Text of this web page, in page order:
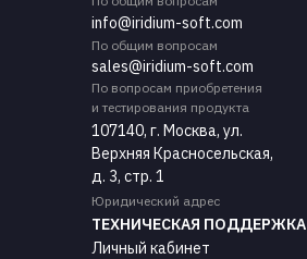
info@iridium-soft.com
По общим вопросам
sales@iridium-soft.com
По вопросам приобретения
и тестирования продукта
107140, г. Москва, ул.
Верхняя Красносельская,
д. 3, cтр. 1
Юридический адрес
ТЕХНИЧЕСКАЯ ПОДДЕРЖКА
Личный кабинет